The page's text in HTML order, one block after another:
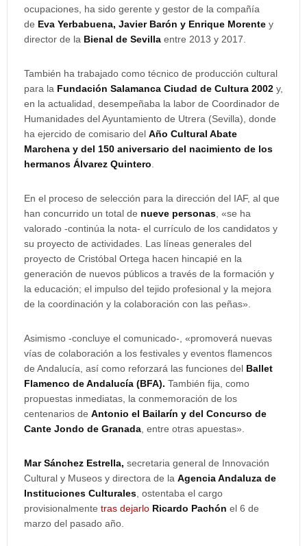
ocupaciones, ha sido gerente y gestor de la compañía
de Eva Yerbabuena, Javier Barón y Enrique Morente y
director de la Bienal de Sevilla entre 2013 y 2017.
También ha trabajado como técnico de producción cultural
para la Fundación Salamanca Ciudad de Cultura 2002 y,
en la actualidad, desempeñaba la labor de Coordinador de
Humanidades del Ayuntamiento de Utrera (Sevilla), donde
ha ejercido de comisario del Año Cultural Abate
Marchena y del 150 aniversario del nacimiento de los
hermanos Álvarez Quintero
En el proceso de selección para la dirección del IAF, al que
han concurrido un total de nueve personas , «se ha
valorado -continúa la nota- el currículo de los candidatos y
su proyecto de actividades. Las líneas generales del
proyecto de Cristóbal Ortega hacen hincapié en la
generación de nuevos públicos a través de la formación y
la educación; el impulso del tejido profesional y la mejora
de la coordinación y la colaboración con las peñas».
Asimismo -concluye el comunicado-, «promoverá nuevas
vías de colaboración a los festivales y eventos flamencos
de Andalucía, así como reforzará las funciones del Ballet
Flamenco de Andalucía (BFA). También fija, como
propuestas inmediatas, la conmemoración de los
centenarios de Antonio el Bailarín y del Concurso de
Cante Jondo de Granada , entre otras apuestas».
Mar Sánchez Estrella, secretaria general de Innovación
Cultural y Museos y directora de la Agencia Andaluza de
Instituciones Culturales , ostentaba el cargo
provisionalmente tras dejarlo Ricardo Pachón el 6 de
marzo del pasado año.